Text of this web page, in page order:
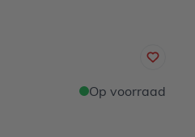
Op voorraad